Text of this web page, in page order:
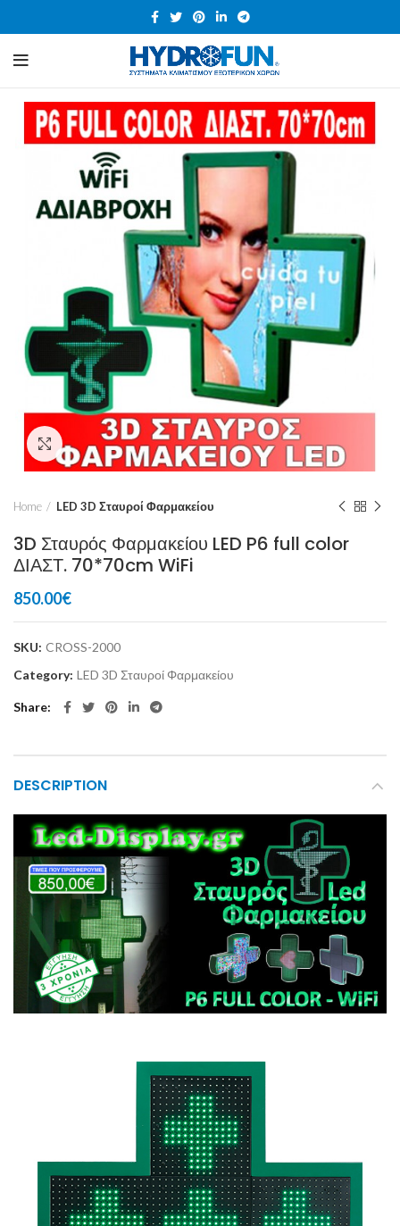
Click to enlarge
Home LED 3D Σταυροί Φαρμακείου
3D Σταυρός Φαρμακείου LED P6 full color
ΔΙΑΣΤ. 70*70cm WiFi
850.00€
SKU: CROSS-2000
Category: LED 3D Σταυροί Φαρμακείου
Share
DESCRIPTION